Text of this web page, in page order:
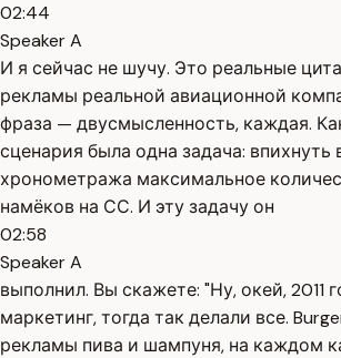
02:44
Speaker A
И я сейчас не шучу. Это реальные
рекламы реальной авиационной
фраза — двусмысленность, каждая.
сценария была одна задача: впихнуть
хронометража максимальное
намёков на СС. И эту задачу он
02:58
Speaker A
выполнил. Вы скажете: "Ну, окей, 2011
маркетинг, тогда так делали все.
рекламы пива и шампуня, на каждом